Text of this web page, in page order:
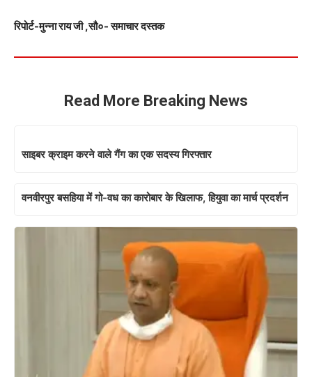
रिपोर्ट-मुन्ना राय जी ,सौ०- समाचार दस्तक
Read More Breaking News
साइबर क्राइम करने वाले गैंग का एक सदस्य गिरफ्तार
वनवीरपुर बसहिया में गो-वध का कारोबार के खिलाफ, हियुवा का मार्च प्रदर्शन